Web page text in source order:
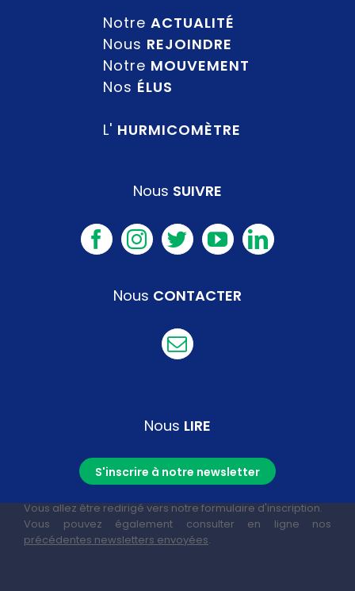
Notre ACTUALITÉ
Nous REJOINDRE
Notre MOUVEMENT
Nos ÉLUS
L' HURMICOMÈTRE
Nous SUIVRE
Nous CONTACTER
Nous LIRE
S'inscrire à notre newsletter
Vous allez être redirigé vers notre formulaire d'inscription.
Vous pouvez également consulter en ligne nos
précédentes newsletters envoyées.